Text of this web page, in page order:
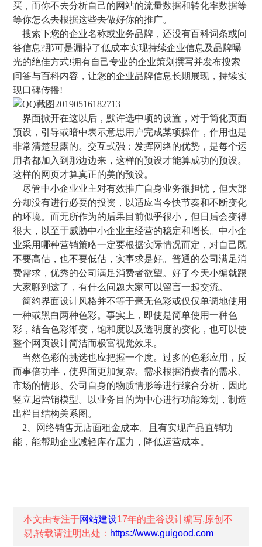
买，而你不去分析自己的网站的流量数据和转化率数据等
等你怎么去根据这些去做好你的推广。
搜索下您的企业名称或业务品牌，还没有百科词条或问
答信息?那可是漏掉了低成本实现持续企业信息及品牌曝
光的绝佳方式!拥有自己专业的企业策划撰写并发布搜索
问答与百科内容，让您的企业品牌信息长期展现，持续实
现口碑传播!
界面掀开在这以后，默许选中项的设置，对于简化页面
预设，引导或暗中表示意思用户完成某项操作，作用也是
非常清楚显露的。交互式强：发挥网络的优势，是每个运
用者都加入到那边边来，这样的预设才能算成功的预设。
这样的网页才算真正的美的预设。
尽管中小企业业主对有效推广自身业务很担忧，但大部
分却没有进行必要的投资，以适应当今快节奏和不断变化
的环境。而无所作为的后果目前似乎很小，但日后会变得
很大，以至于威胁中小企业主经营的稳定和增长。中小企
业采用哪种营销策略一定要根据实际情况而定，对自己既
不要高估，也不要低估，实事求是好。普通的公司满足消
费需求，优秀的公司满足消费者欲望。好了今天小编就跟
大家聊到这了，有什么问题大家可以留言一起交流。
简约界面设计风格并不等于毫无色彩或仅仅单调地使用
一种或黑白两种色彩。事实上，即使是简单使用一种色
彩，结合色彩渐变，饱和度以及透明度的变化，也可以使
整个网页设计简洁而极富视觉效果。
当然色彩的挑选也应把握一个度。过多的色彩应用，反
而事倍功半，使界面更加复杂。需求根据消费者的需求、
市场的情形、公司自身的物质情形等进行综合分析，因此
竖立起营销模型。以业务目的为中心进行功能筹划，制造
出栏目结构关系图。
2、网络销售无店面租金成本。且有实现产品直销功
能，能帮助企业减轻库存压力，降低运营成本。
本文由专注于网站建设17年的圭谷设计编写,原创不
易,转载请注明出处： https://www.guigood.com